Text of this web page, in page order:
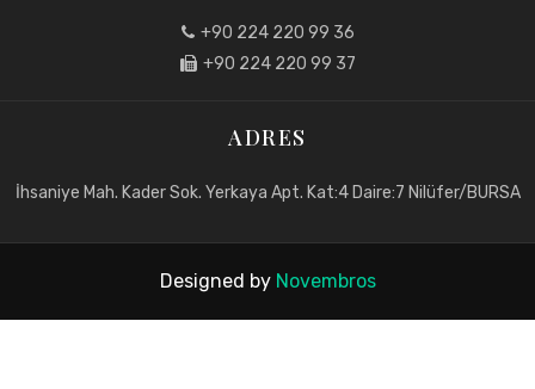
+90 224 220 99 36
+90 224 220 99 37
ADRES
İhsaniye Mah. Kader Sok. Yerkaya Apt. Kat:4 Daire:7 Nilüfer/BURSA
Designed by Novembros